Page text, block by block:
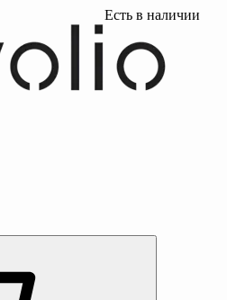
Есть в наличии